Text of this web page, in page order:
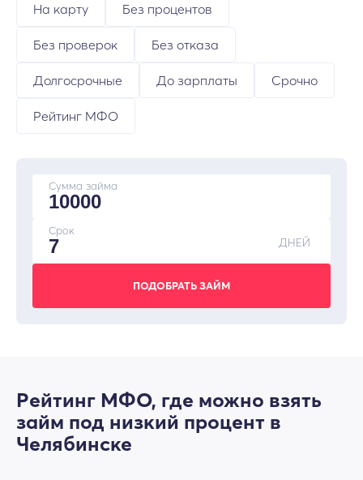
На карту Без процентов
Без проверок Без отказа
Долгосрочные До зарплаты Срочно
Рейтинг МФО
Сумма займа
Срок
ДНЕЙ
Рейтинг МФО, где можно взять
займ под низкий процент в
Челябинске